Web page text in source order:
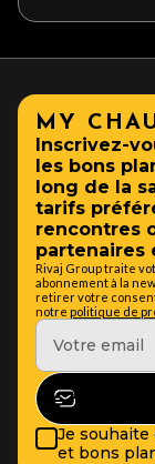
MY
Inscrivez-
les bons
long de la
tarifs
rencontres
partenaires
Rivaj Group traite
abonnement à la
retirer votre
notre politique de
Je
et bons